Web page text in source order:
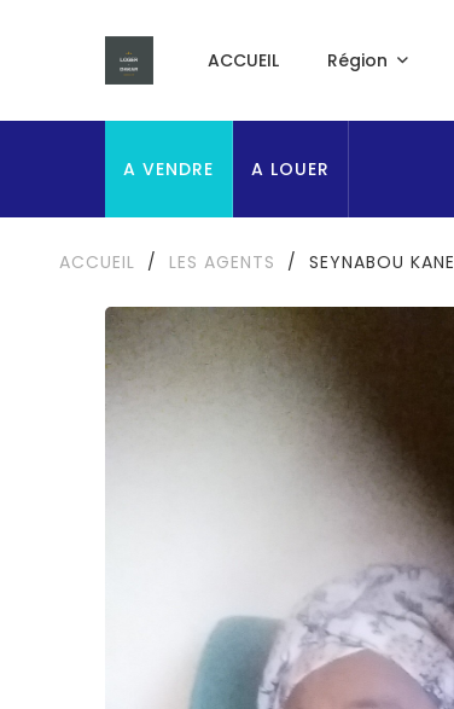
ACCUEIL Région
A VENDRE A LOUER
ACCUEIL / LES AGENTS / SEYNABOU KANE